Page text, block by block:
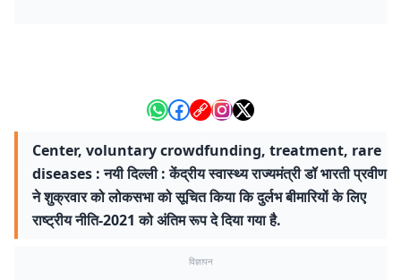
Center, voluntary crowdfunding, treatment, rare
diseases : नयी दिल्ली : केंद्रीय स्वास्थ्य राज्यमंत्री डॉ भारती प्रवीण
ने शुक्रवार को लोकसभा को सूचित किया कि दुर्लभ बीमारियों के लिए
राष्ट्रीय नीति-2021 को अंतिम रूप दे दिया गया है.
विज्ञापन